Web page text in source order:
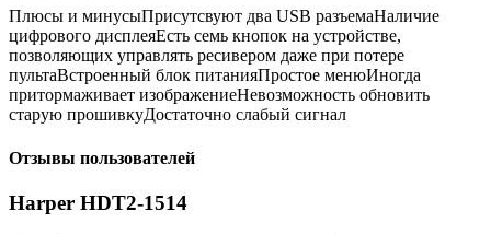
Плюсы и минусыПрисутсвуют два USB разъемаНаличие
цифрового дисплеяЕсть семь кнопок на устройстве,
позволяющих управлять ресивером даже при потере
пультаВстроенный блок питанияПростое менюИногда
притормаживает изображениеНевозможность обновить
старую прошивкуДостаточно слабый сигнал
Отзывы пользователей
Harper HDT2-1514